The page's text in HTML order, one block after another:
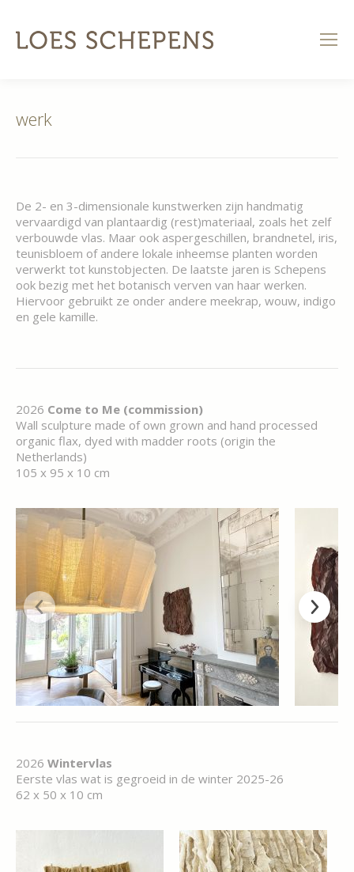
werk
De 2- en 3-dimensionale kunstwerken zijn handmatig
vervaardigd van plantaardig (rest)materiaal, zoals het zelf
verbouwde vlas. Maar ook aspergeschillen, brandnetel, iris,
teunisbloem of andere lokale inheemse planten worden
verwerkt tot kunstobjecten. De laatste jaren is Schepens
ook bezig met het botanisch verven van haar werken.
Hiervoor gebruikt ze onder andere meekrap, wouw, indigo
en gele kamille.
2026 Come to Me (commission)
Wall sculpture made of own grown and hand processed
organic flax, dyed with madder roots (origin the
Netherlands)
105 x 95 x 10 cm
2026 Wintervlas
Eerste vlas wat is gegroeid in de winter 2025-26
62 x 50 x 10 cm